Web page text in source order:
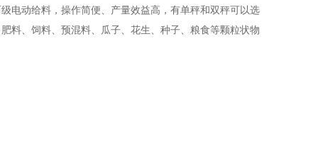
电动给料，操作简便、产量效益高，有单秤和双秤可以选
料、饲料、预混料、瓜子、花生、种子、粮食等颗粒状物